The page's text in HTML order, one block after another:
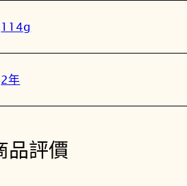
114g
2年
品評價